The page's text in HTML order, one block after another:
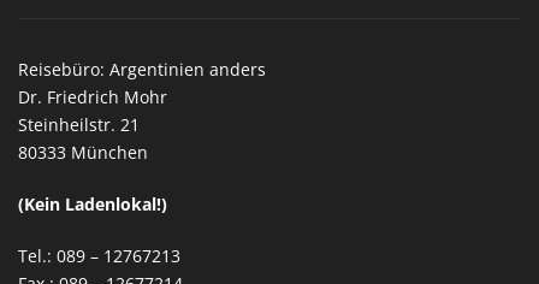
Reisebüro: Argentinien anders
Dr. Friedrich Mohr
Steinheilstr. 21
80333 München
(Kein Ladenlokal!)
Tel.: 089 – 12767213